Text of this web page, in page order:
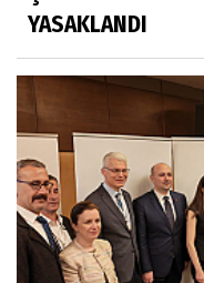
YASAKLANDI